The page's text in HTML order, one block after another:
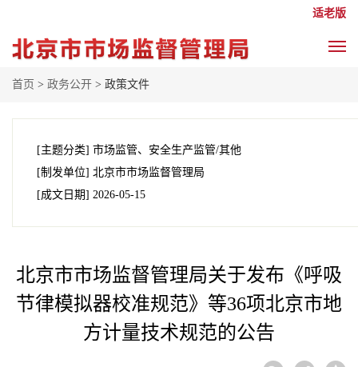
适老版
首页 > 政务公开 > 政策文件
[主题分类] 市场监管、安全生产监管/其他
[制发单位] 北京市市场监督管理局
[成文日期] 2026-05-15
北京市市场监督管理局关于发布《呼吸
节律模拟器校准规范》等36项北京市地
方计量技术规范的公告